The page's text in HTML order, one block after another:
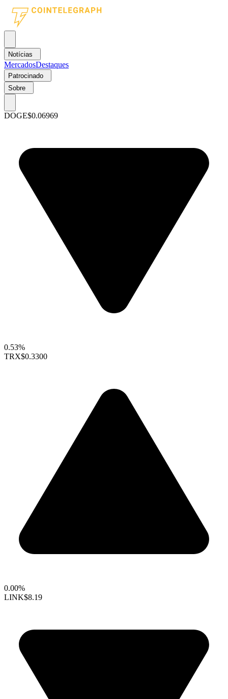
Notícias
MercadosDestaques
Patrocinado
Sobre
DOGE$0.06969
0.53%
TRX$0.3300
0.00%
LINK$8.19